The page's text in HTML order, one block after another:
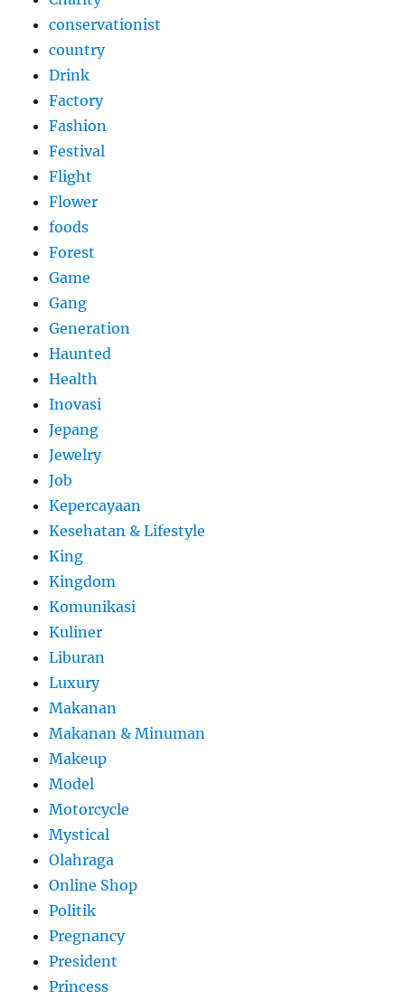
conservationist
country
Drink
Factory
Fashion
Festival
Flight
Flower
foods
Forest
Game
Gang
Generation
Haunted
Health
Inovasi
Jepang
Jewelry
Job
Kepercayaan
Kesehatan & Lifestyle
King
Kingdom
Komunikasi
Kuliner
Liburan
Luxury
Makanan
Makanan & Minuman
Makeup
Model
Motorcycle
Mystical
Olahraga
Online Shop
Politik
Pregnancy
President
Princess